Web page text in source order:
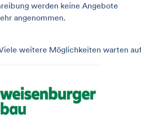
werden keine Angebote
angenommen.
weitere Möglichkeiten warten